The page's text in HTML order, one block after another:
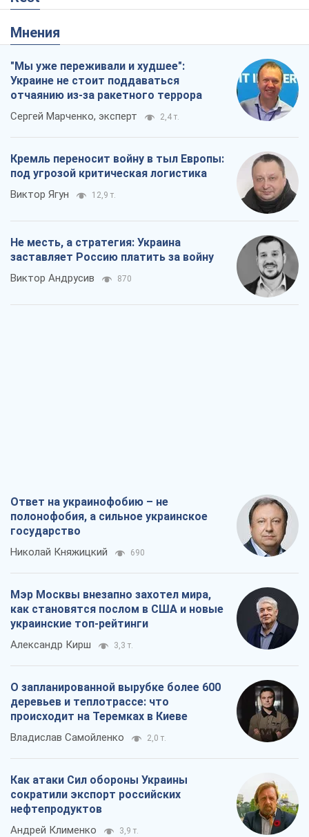
Мнения
"Мы уже переживали и худшее":
Украине не стоит поддаваться
отчаянию из-за ракетного террора
Сергей Марченко, эксперт 2,4 т.
Кремль переносит войну в тыл Европы:
под угрозой критическая логистика
Виктор Ягун 12,9 т.
Не месть, а стратегия: Украина
заставляет Россию платить за войну
Виктор Андрусив 870
Ответ на украинофобию – не
полонофобия, а сильное украинское
государство
Николай Княжицкий 690
Мэр Москвы внезапно захотел мира,
как становятся послом в США и новые
украинские топ-рейтинги
Александр Кирш 3,3 т.
О запланированной вырубке более 600
деревьев и теплотрассе: что
происходит на Теремках в Киеве
Владислав Самойленко 2,0 т.
Как атаки Сил обороны Украины
сократили экспорт российских
нефтепродуктов
Андрей Клименко 3,9 т.